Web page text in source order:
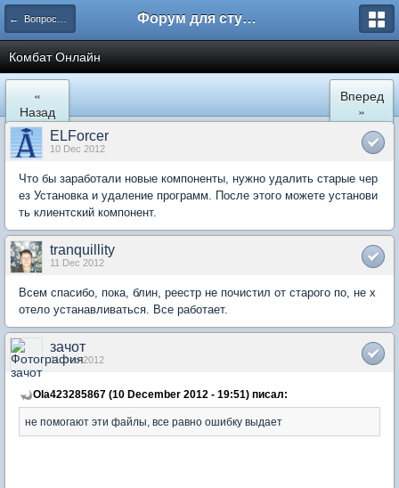
← Вопросы и ответы Форум для студента СГА
Комбат Онлайн
«
Назад
Вперед
»
ELForcer
10 Dec 2012
Что бы заработали новые компоненты, нужно удалить старые чер
ез Установка и удаление программ. После этого можете установи
ть клиентский компонент.
tranquillity
11 Dec 2012
Всем спасибо, пока, блин, реестр не почистил от старого по, не х
отело устанавливаться. Все работает.
зачот
11 Dec 2012
Ola423285867 (10 December 2012 - 19:51) писал:
не помогают эти файлы, все равно ошибку выдает